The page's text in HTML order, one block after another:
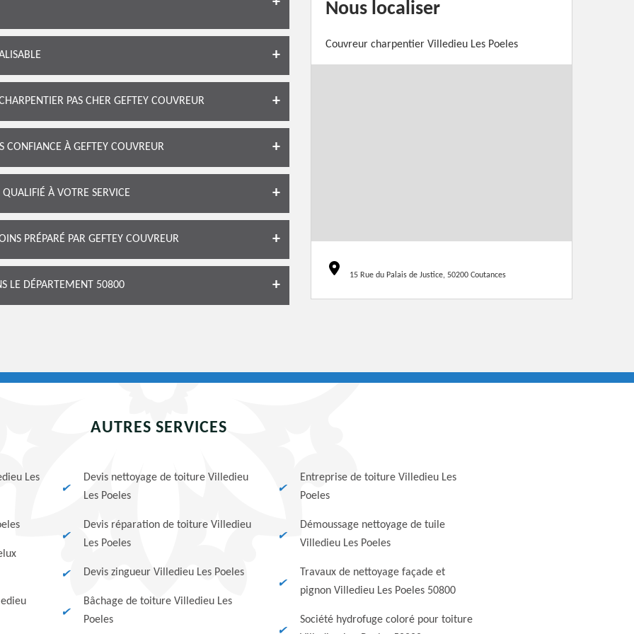
PAS CHER GEFTEY COUVREUR
CONFIANCE À GEFTEY COUVREUR
À VOTRE SERVICE
PRÉPARÉ PAR GEFTEY COUVREUR
LE DÉPARTEMENT 50800
Nous localiser
Couvreur charpentier Villedieu Les Poeles
15 Rue du Palais de Justice, 50200 Coutances
AUTRES SERVICES
Les
Devis nettoyage de toiture Villedieu
Les Poeles
Devis réparation de toiture Villedieu
Les Poeles
Devis zingueur Villedieu Les Poeles
Bâchage de toiture Villedieu Les
Poeles
Entreprise de toiture Villedieu Les
Poeles
Démoussage nettoyage de tuile
Villedieu Les Poeles
Travaux de nettoyage façade et
pignon Villedieu Les Poeles 50800
Société hydrofuge coloré pour toiture